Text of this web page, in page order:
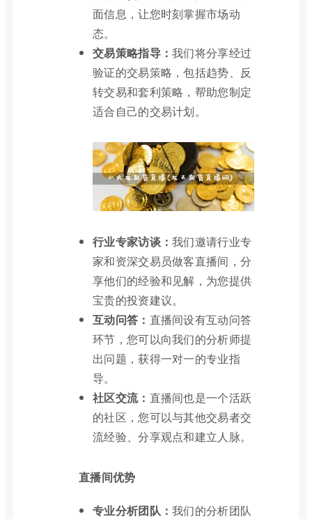
面信息，让您时刻掌握市场动
态。
交易策略指导：我们将分享经过
验证的交易策略，包括趋势、反
转交易和套利策略，帮助您制定
适合自己的交易计划。
行业专家访谈：我们邀请行业专
家和资深交易员做客直播间，分
享他们的经验和见解，为您提供
宝贵的投资建议。
互动问答： 直播间设有互动问答
环节，您可以向我们的分析师提
出问题，获得一对一的专业指
导。
社区交流： 直播间也是一个活跃
的社区，您可以与其他交易者交
流经验、分享观点和建立人脉。
直播间优势
专业分析团队：我们的分析团队